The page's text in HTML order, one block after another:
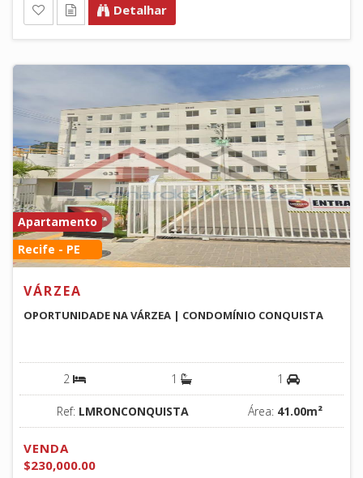
Detalhar
Apartamento
Recife - PE
VÁRZEA
OPORTUNIDADE NA VÁRZEA | CONDOMÍNIO CONQUISTA
2 1 1
Ref: LMRONCONQUISTA Área: 41.00m²
VENDA
$230,000.00